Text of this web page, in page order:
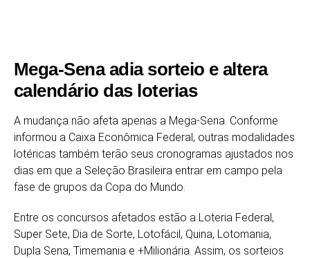
Mega-Sena adia sorteio e altera
calendário das loterias
A mudança não afeta apenas a Mega-Sena. Conforme
informou a Caixa Econômica Federal, outras modalidades
lotéricas também terão seus cronogramas ajustados nos
dias em que a Seleção Brasileira entrar em campo pela
fase de grupos da Copa do Mundo.
Entre os concursos afetados estão a Loteria Federal,
Super Sete, Dia de Sorte, Lotofácil, Quina, Lotomania,
Dupla Sena, Timemania e +Milionária. Assim, os sorteios